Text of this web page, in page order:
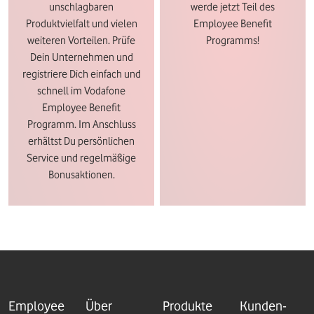
unschlagbaren
Produktvielfalt und vielen
weiteren Vorteilen. Prüfe
Dein Unternehmen und
registriere Dich einfach und
schnell im Vodafone
Employee Benefit
Programm. Im Anschluss
erhältst Du persönlichen
Service und regelmäßige
Bonusaktionen.
werde jetzt Teil des
Employee Benefit
Programms!
Employee
Über
Produkte
Kunden-